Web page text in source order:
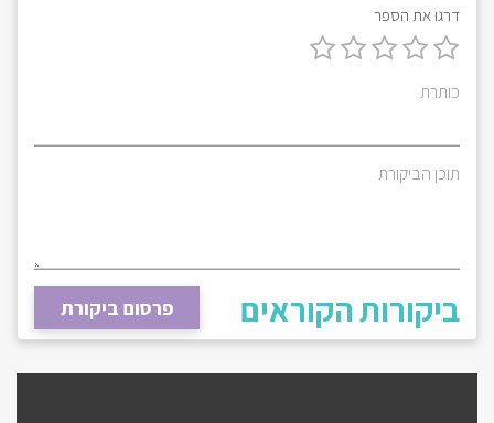
דרגו את הספר
כותרת
תוכן הביקורת
פרסום ביקורת ביקורות הקוראים